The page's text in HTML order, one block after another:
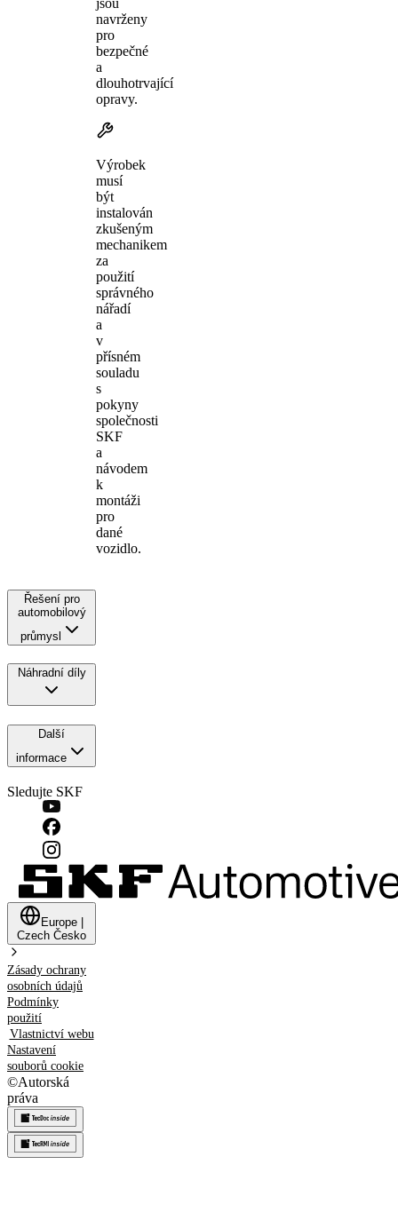
navrženy
pro
bezpečné
a
dlouhotrvající
opravy.
Výrobek
musí
být
instalován
zkušeným
mechanikem
za
použití
správného
nářadí
a
v
přísném
souladu
s
pokyny
společnosti
SKF
a
návodem
k
montáži
pro
dané
vozidlo.
Řešení pro
automobilový
průmysl
Náhradní díly
Další
informace
Sledujte SKF
Europe
Czech Česko
Zásady ochrany
osobních údajů
Podmínky
použití
Vlastnictví webu
Nastavení
souborů cookie
©Autorská
práva